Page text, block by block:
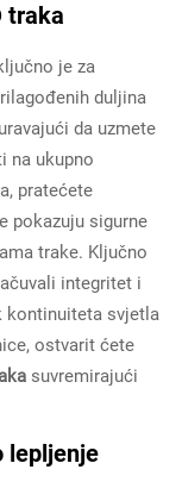
traka
je za
duljina
da uzmete
na ukupno
pratećete
pokazuju sigurne
trake. Ključno
integritet i
kontinuiteta svjetla
ostvarit ćete
suvremirajući
lepljenje